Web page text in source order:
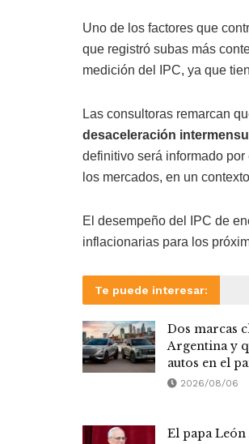
Uno de los factores que
que registró subas más
medición del IPC, ya que
Las consultoras remarcan
desaceleración
definitivo será informado por
los mercados, en un
El desempeño del IPC de
inflacionarias para los
Te puede interesar:
Dos marcas
Argentina y
autos en el
2026/08/06
El papa